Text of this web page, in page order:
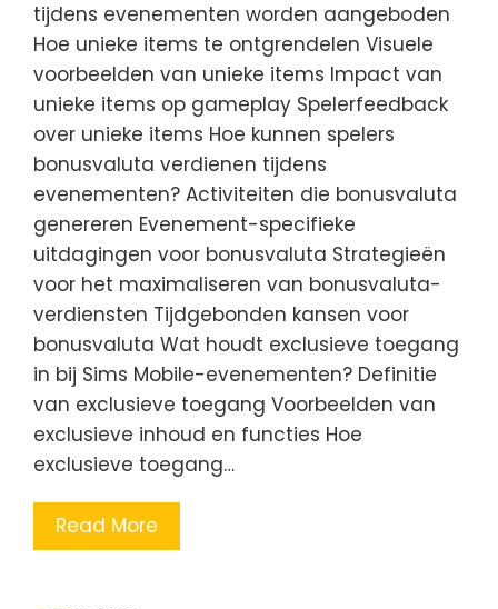
tijdens evenementen worden aangeboden
Hoe unieke items te ontgrendelen Visuele
voorbeelden van unieke items Impact van
unieke items op gameplay Spelerfeedback
over unieke items Hoe kunnen spelers
bonusvaluta verdienen tijdens
evenementen? Activiteiten die bonusvaluta
genereren Evenement-specifieke
uitdagingen voor bonusvaluta Strategieën
voor het maximaliseren van bonusvaluta-
verdiensten Tijdgebonden kansen voor
bonusvaluta Wat houdt exclusieve toegang
in bij Sims Mobile-evenementen? Definitie
van exclusieve toegang Voorbeelden van
exclusieve inhoud en functies Hoe
exclusieve toegang…
Read More